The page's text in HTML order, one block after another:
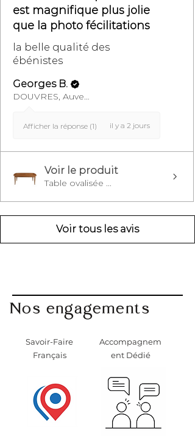
est magnifique plus jolie
que la photo fécilitations
la belle qualité des
ébénistes
Georges B.
DOUVRES, Auvergne-Rhône-Alpes
Afficher la réponse (1) il y a 2 jours
Voir le produit
Table ovalisée ...
Voir tous les avis
Nos engagements
Savoir-Faire
Français
Accompagnem
ent Dédié